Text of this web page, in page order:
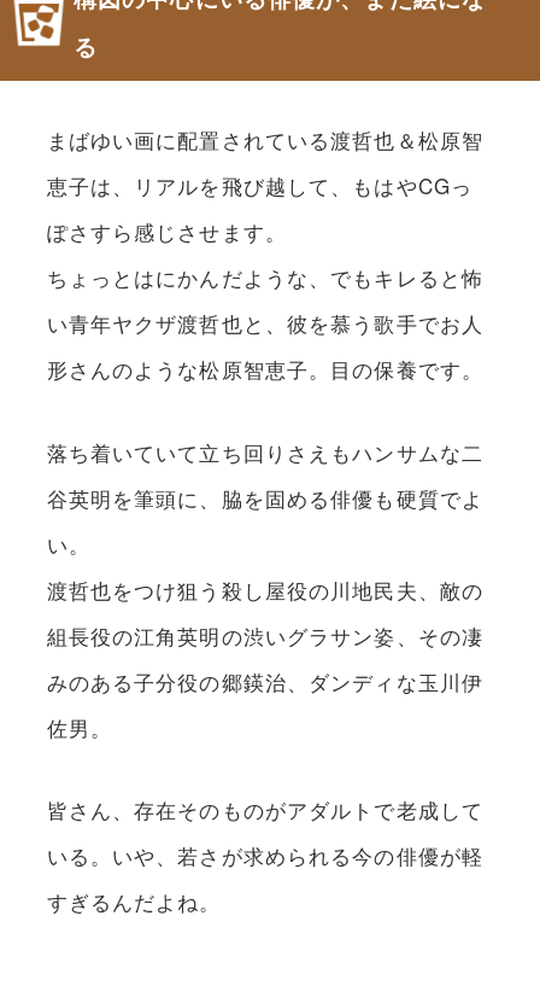
る
まばゆい画に配置されている渡哲也＆松原智
恵子は、リアルを飛び越して、もはやCGっ
ぽさすら感じさせます。
ちょっとはにかんだような、でもキレると怖
い青年ヤクザ渡哲也と、彼を慕う歌手でお人
形さんのような松原智恵子。目の保養です。
落ち着いていて立ち回りさえもハンサムな二
谷英明を筆頭に、脇を固める俳優も硬質でよ
い。
渡哲也をつけ狙う殺し屋役の川地民夫、敵の
組長役の江角英明の渋いグラサン姿、その凄
みのある子分役の郷鍈治、ダンディな玉川伊
佐男。
皆さん、存在そのものがアダルトで老成して
いる。いや、若さが求められる今の俳優が軽
すぎるんだよね。